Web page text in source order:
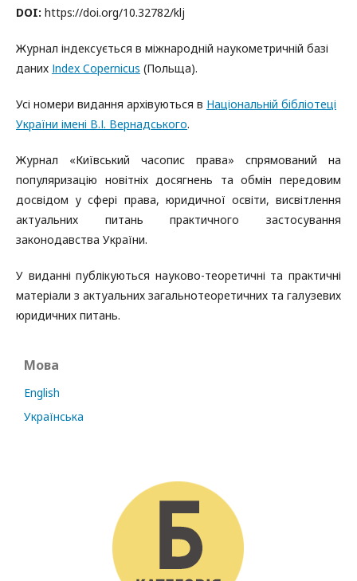
DOI: https://doi.org/10.32782/klj
Журнал індексується в міжнародній наукометричній базі
даних Іndex Copernicus (Польща).
Усі номери видання архівуються в Національній бібліотеці
України імені В.І. Вернадського.
Журнал «Київський часопис права» спрямований на
популяризацію новітніх досягнень та обмін передовим
досвідом у сфері права, юридичної освіти, висвітлення
актуальних питань практичного застосування
законодавства України.
У виданні публікуються науково-теоретичні та практичні
матеріали з актуальних загальнотеоретичних та галузевих
юридичних питань.
Мова
English
Українська